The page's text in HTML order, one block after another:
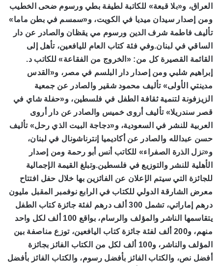
العراق، و«بلا قبعة» للكاتبة لطيفة بطي ورسوم ضحى الخطيب
ومن إصدار سيدان ميديا في الكويت، و«سمسم في بطن ماما»
تأليف فاطمة شرف الدين ورسوم مي يقظان والصادر عن دار
الساقي في لبنان.وفي فئة كتاب العام لليافعين، تأهل إلى
القائمة القصيرة كل من: «الخروج من الفقاعة» للكاتب د.
إبراهيم شلبي ومن إصدار دار البلسم في مصر، و«القدس
مدينتي الأولى» تأليف محمود شقير والصادر عن جمعية
الزيزفونة لتنمية ثقافة الطفل في فلسطين، و«حفلة شاي في
قصر سندريلا» تأليف أروى خميس والصادر عن دار أروى
العربية للنشر في السعودية، و«دجاجة البيت الذي رحل» تأليف
حسن عبدالله والصادر عن أكاديميا إنترناشونال في لبنان،
و«نزل الذرة الصفراء» للكاتب أنس أبو رحمة ومن إصدار
الأهلية للنشر والتوزيع في فلسطين.وتبلغ القيمة الإجمالية
للجائزة التي سيتم الإعلان عن الفائزين بها خلال حفل افتتاح
معرض الشارقة الدولي للكتاب في الرابع نوفمبر المقبل مليون
درهم إماراتي، تشمل 300 ألف درهم لفئة جائزة كتاب الطفل
يتقاسمها الناشر والمؤلف والرسام، بواقع 100 ألف لكل واحد
منهم، و200 ألف لفئة جائزة كتاب اليافعين، توزع مناصفة بين
المؤلف والناشر، و100 ألف لكل من الكتاب الفائز بجائزة
أفضل نص، والكتاب الفائز بأفضل رسوم، والكتاب الفائز بأفضل